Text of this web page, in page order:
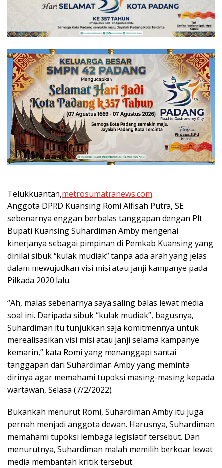
Telukkuantan,metrosumatranews.com.
Anggota DPRD Kuansing Romi Alfisah Putra, SE
sebenarnya enggan berbalas tanggapan dengan Plt
Bupati Kuansing Suhardiman Amby mengenai
kinerjanya sebagai pimpinan di Pemkab Kuansing yang
dinilai sibuk “kulak mudiak” tanpa ada arah yang jelas
dalam mewujudkan visi misi atau janji kampanye pada
Pilkada 2020 lalu.
“Ah, malas sebenarnya saya saling balas lewat media
soal ini. Daripada sibuk “kulak mudiak”, bagusnya,
Suhardiman itu tunjukkan saja komitmennya untuk
merealisasikan visi misi atau janji selama kampanye
kemarin,” kata Romi yang menanggapi santai
tanggapan dari Suhardiman Amby yang meminta
dirinya agar memahami tupoksi masing-masing kepada
wartawan, Selasa (7/2/2022).
Bukankah menurut Romi, Suhardiman Amby itu juga
pernah menjadi anggota dewan. Harusnya, Suhardiman
memahami tupoksi lembaga legislatif tersebut. Dan
menurutnya, Suhardiman malah memilih berkoar lewat
media membantah kritik tersebut.